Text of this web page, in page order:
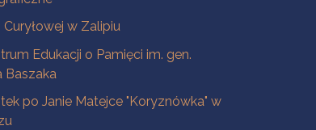
w Zalipiu
Edukacji o Pamięci im. gen.
Baszaka
po Janie Matejce "Koryznówka" w